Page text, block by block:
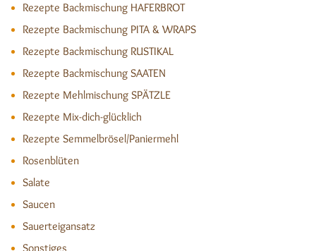
Rezepte Backmischung HAFERBROT
Rezepte Backmischung PITA & WRAPS
Rezepte Backmischung RUSTIKAL
Rezepte Backmischung SAATEN
Rezepte Mehlmischung SPÄTZLE
Rezepte Mix-dich-glücklich
Rezepte Semmelbrösel/Paniermehl
Rosenblüten
Salate
Saucen
Sauerteigansatz
Sonstiges